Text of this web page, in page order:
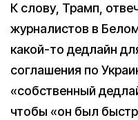
К слову, Трамп,
журналистов в
какой-то дедлайн
соглашения по
«собственный
чтобы «он был